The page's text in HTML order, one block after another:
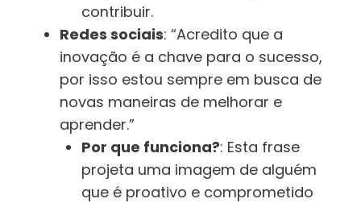
contribuir.
Redes sociais: “Acredito que a
inovação é a chave para o sucesso,
por isso estou sempre em busca de
novas maneiras de melhorar e
aprender.”
Por que funciona?: Esta frase
projeta uma imagem de alguém
que é proativo e comprometido